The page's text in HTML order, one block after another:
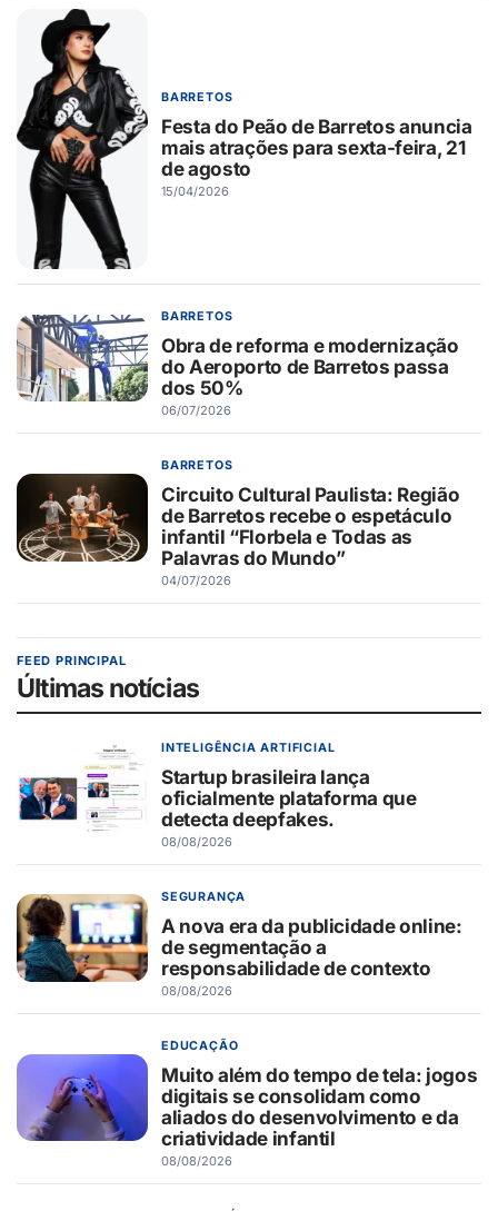
BARRETOS
Festa do Peão de Barretos anuncia
mais atrações para sexta-feira, 21
de agosto
15/04/2026
BARRETOS
Obra de reforma e modernização
do Aeroporto de Barretos passa
dos 50%
06/07/2026
BARRETOS
Circuito Cultural Paulista: Região
de Barretos recebe o espetáculo
infantil “Florbela e Todas as
Palavras do Mundo”
04/07/2026
FEED PRINCIPAL
Últimas notícias
INTELIGÊNCIA ARTIFICIAL
Startup brasileira lança
oficialmente plataforma que
detecta deepfakes.
08/08/2026
SEGURANÇA
A nova era da publicidade online:
de segmentação a
responsabilidade de contexto
08/08/2026
EDUCAÇÃO
Muito além do tempo de tela: jogos
digitais se consolidam como
aliados do desenvolvimento e da
criatividade infantil
08/08/2026